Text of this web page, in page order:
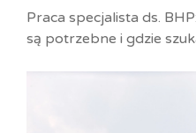
Praca specjalista ds.
są potrzebne i gdzie